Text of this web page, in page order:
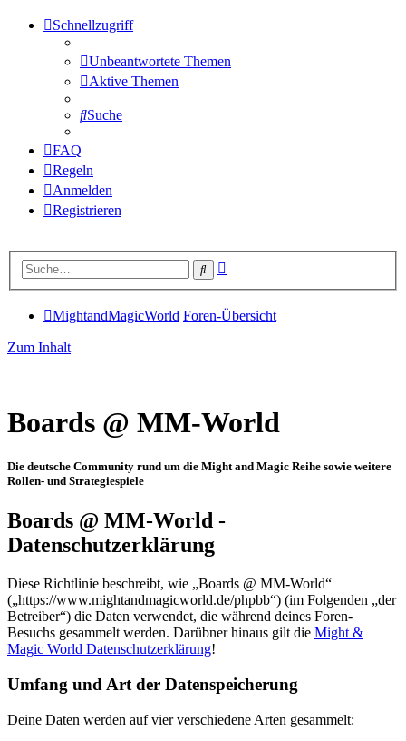
Schnellzugriff
Unbeantwortete Themen
Aktive Themen
Suche
FAQ
Regeln
Anmelden
Registrieren
Suche
MightandMagicWorld Foren-Übersicht
Zum Inhalt
Boards @ MM-World
Die deutsche Community rund um die Might and Magic Reihe sowie weitere
Rollen- und Strategiespiele
Boards @ MM-World -
Datenschutzerklärung
Diese Richtlinie beschreibt, wie „Boards @ MM-World“
(„https://www.mightandmagicworld.de/phpbb“) (im Folgenden „der
Betreiber“) die Daten verwendet, die während deines Foren-
Besuchs gesammelt werden. Darübner hinaus gilt die Might &
Magic World Datenschutzerklärung!
Umfang und Art der Datenspeicherung
Deine Daten werden auf vier verschiedene Arten gesammelt: